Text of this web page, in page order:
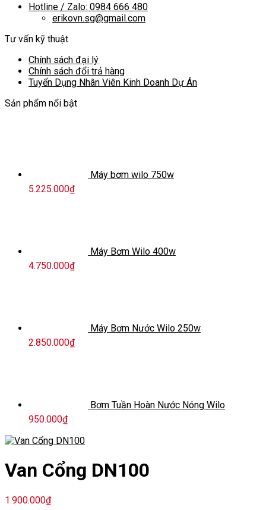
Hotline / Zalo: 0984 666 480
erikovn.sg@gmail.com
Tư vấn kỹ thuật
Chính sách đại lý
Chính sách đổi trả hàng
Tuyển Dụng Nhân Viên Kinh Doanh Dự Án
Sản phẩm nổi bật
Máy bơm wilo 750w
5.225.000₫
Máy Bơm Wilo 400w
4.750.000₫
Máy Bơm Nước Wilo 250w
2.850.000₫
Bơm Tuần Hoàn Nước Nóng Wilo
950.000₫
Van Cổng DN100
1.900.000₫